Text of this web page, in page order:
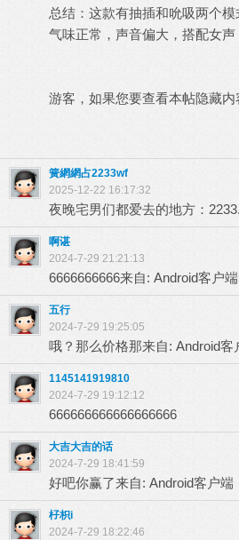
总结：这款有抽插和吮吸两个模
气味正常，声音偏大，搭配女声
游客，如果您要查看本帖隐藏内
簧網網占2233wf
2025-12-22 16:17:32
夜晚宅男们都爱去的地方：
啊谌
2024-7-29 21:21:13
6666666666来自: Android客户端
五行
2024-7-29 19:25:05
哦？那么价格那来自: Android客
1145141919810
2024-7-29 19:12:12
666666666666666666
大吉大吉的话
2024-7-29 18:41:59
好吧你赢了来自: Android客户端
杍枳i
2024-7-29 18:22:46